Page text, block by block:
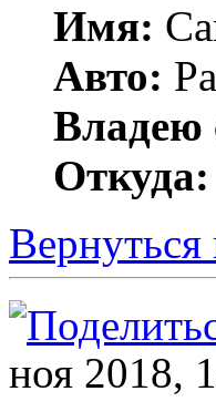
Имя:
Авто:
Владею
Откуда:
Вернуться
ноя 2018,